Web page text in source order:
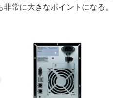
常に大きなポイントになる。